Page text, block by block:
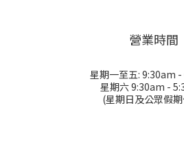
營業時間
星期一至五: 9:30am
星期六 9:30am -
(星期日及公眾假